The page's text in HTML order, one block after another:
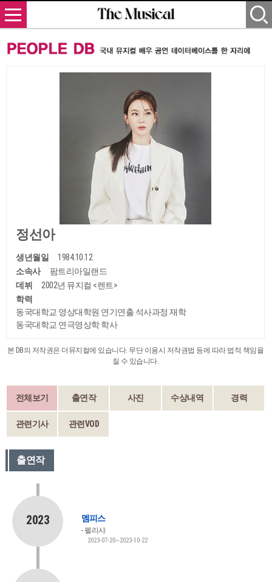
정선아
생년월일
1984.10.12
소속사
팜트리아일랜드
데뷔
2002년 뮤지컬 <렌트>
학력
동국대학교 영상대학원 연기연출 석사과정 재학
동국대학교 연극영상학 학사
본 DB의 저작권은 더뮤지컬에 있습니다. 무단 이용시 저작권법 등에 따라 법적 책임을
질 수 있습니다.
전체보기 출연작 사진 수상내역 경력
관련기사 관련VOD
출연작
2023 멤피스
펠리샤
2023-07-20~2023-10-22